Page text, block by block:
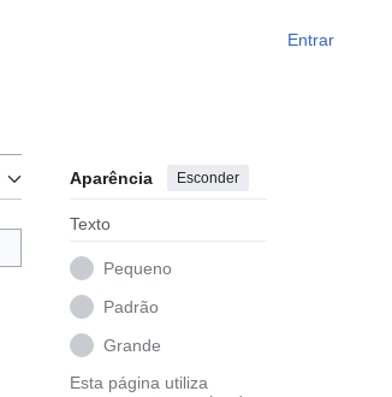
Entrar
Aparência Esconder
Texto
Pequeno
Padrão
Grande
Esta página utiliza